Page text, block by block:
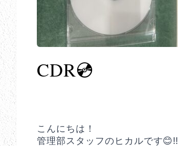
CDR💿
こんにちは！
管理部スタッフのヒカルです😊‼️